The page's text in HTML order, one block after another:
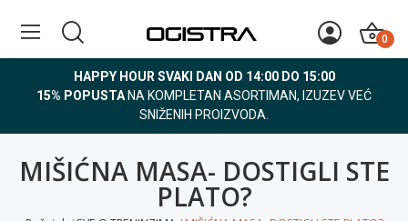
0
HAPPY HOUR SVAKI DAN OD 14:00 DO 15:00
15% POPUSTA NA KOMPLETAN ASORTIMAN, IZUZEV VEĆ
SNIŽENIH PROIZVODA.
MIŠIĆNA MASA- DOSTIGLI STE
PLATO?